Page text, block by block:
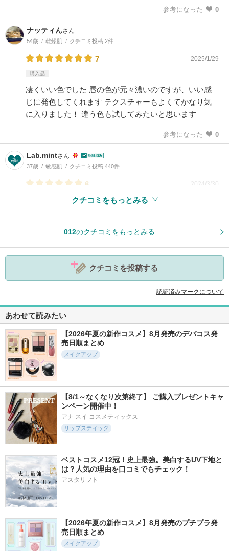
参考になった 0
ナッティんさん
54歳 乾燥肌 クチコミ投稿 2件
7 2025/1/29
購入品
凄くいい色でした 唇の色が元々濃いのですが、いい感
じに発色してくれます テクスチャーもよくてかなり気
に入りました！ 違う色も試してみたいと思います
参考になった 0
Lab.mintさん
37歳 敏感肌 クチコミ投稿 440件
6 2024/3/30
クチコミをもっとみる
012のクチコミをもっとみる
クチコミを投稿する
認証済みマークについて
あわせて読みたい
【2026年夏の新作コスメ】8月発売のデパコス発
売日順まとめ
メイクアップ
【8/1～なくなり次第終了】 ご購入プレゼントキャ
ンペーン開催中！
アナ スイ コスメティックス
リップスティック
ベストコスメ12冠！史上最強。美白するUV下地と
は？人気の理由を口コミでもチェック！
アスタリフト
【2026年夏の新作コスメ】8月発売のプチプラ発
売日順まとめ
メイクアップ